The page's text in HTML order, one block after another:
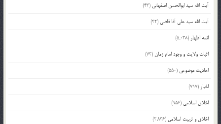
آیت الله سید ابوالحسن اصفهانی (43)
آیت الله سید علی آقا قاضی (42)
ائمه اطهار (5,038)
اثبات ولایت و وجود امام زمان(73)
احادیث موضوعی (550)
اخبار (717)
اخلاق اسلامی (956)
اخلاق و تربیت اسلامی (2,836)